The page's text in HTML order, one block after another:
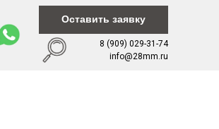
8 (909) 029-31-74
info@28mm.ru
Оставить заявку